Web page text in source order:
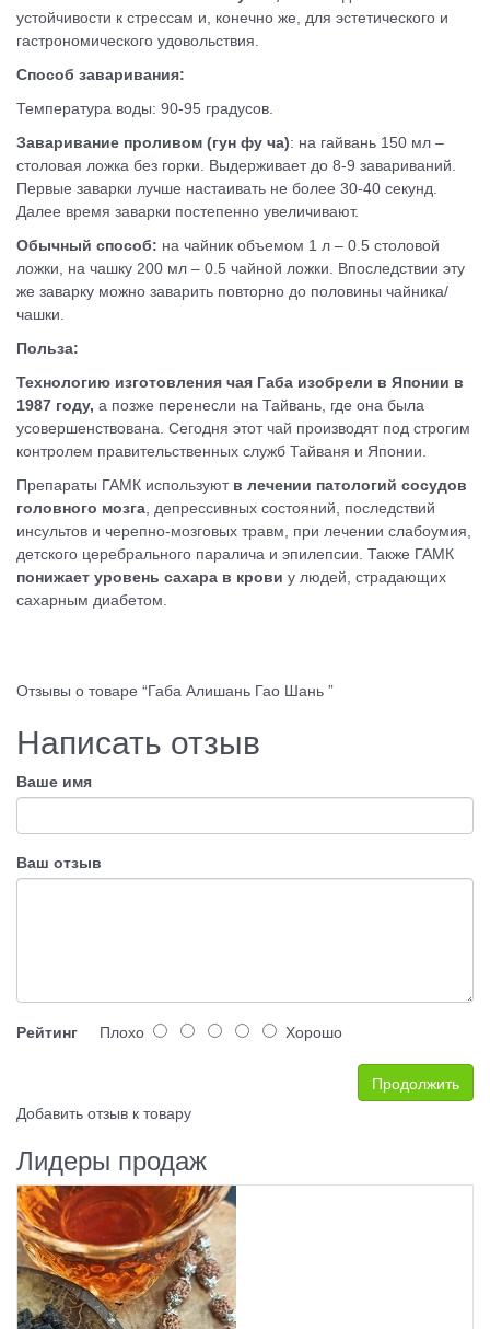
устойчивости к стрессам и, конечно же, для эстетического и
гастрономического удовольствия.
Способ заваривания:
Температура воды: 90-95 градусов.
Заваривание проливом (гун фу ча): на гайвань 150 мл –
столовая ложка без горки. Выдерживает до 8-9 завариваний.
Первые заварки лучше настаивать не более 30-40 секунд.
Далее время заварки постепенно увеличивают.
Обычный способ: на чайник объемом 1 л – 0.5 столовой
ложки, на чашку 200 мл – 0.5 чайной ложки. Впоследствии эту
же заварку можно заварить повторно до половины чайника/
чашки.
Польза:
Технологию изготовления чая Габа изобрели в Японии в
1987 году, а позже перенесли на Тайвань, где она была
усовершенствована. Сегодня этот чай производят под строгим
контролем правительственных служб Тайваня и Японии.
Препараты ГАМК используют в лечении патологий сосудов
головного мозга, депрессивных состояний, последствий
инсультов и черепно-мозговых травм, при лечении слабоумия,
детского церебрального паралича и эпилепсии. Также ГАМК
понижает уровень сахара в крови у людей, страдающих
сахарным диабетом.
Отзывы о товаре “Габа Алишань Гао Шань ”
Написать отзыв
Ваше имя
Ваш отзыв
Рейтинг Плохо Хорошо
Продолжить
Добавить отзыв к товару
Лидеры продаж